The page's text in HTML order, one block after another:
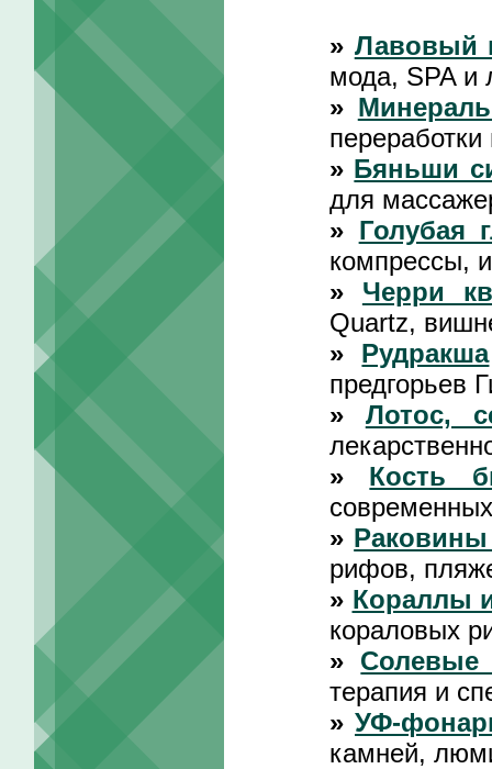
» Лавовый
мода, SPA и
»
» Бяньши
для
» Голубая
компрессы,
»
Черри
Quartz,
»
Рудракша
предгорьев
»
Лотос,
»
Кость
»
рифов,
» Кораллы
кораловых
»
терапия и
» УФ-
камней,